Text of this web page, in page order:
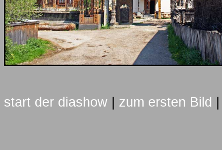
start der diashow zum ersten Bild